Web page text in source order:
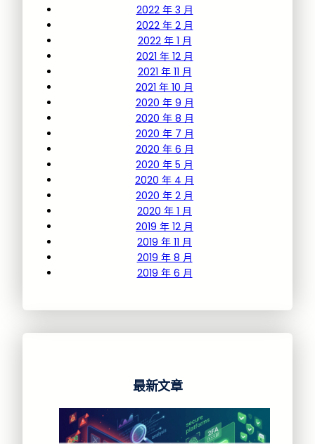
2022 年 3 月
2022 年 2 月
2022 年 1 月
2021 年 12 月
2021 年 11 月
2021 年 10 月
2020 年 9 月
2020 年 8 月
2020 年 7 月
2020 年 6 月
2020 年 5 月
2020 年 4 月
2020 年 2 月
2020 年 1 月
2019 年 12 月
2019 年 11 月
2019 年 8 月
2019 年 6 月
最新文章